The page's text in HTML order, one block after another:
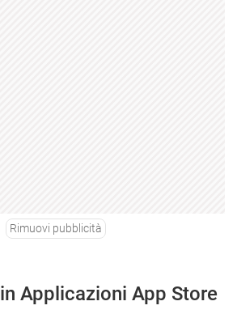
Rimuovi pubblicità
Applicazioni App Store